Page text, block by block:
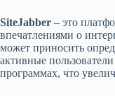
SiteJabber – это
впечатлениями о
может приносить
активные
программах, что